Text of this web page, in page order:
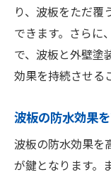
り、波板をただ覆
できます。さらに
で、波板と外壁塗
効果を持続させる
波板の防水効果
波板の防水効果を
が鍵となります。